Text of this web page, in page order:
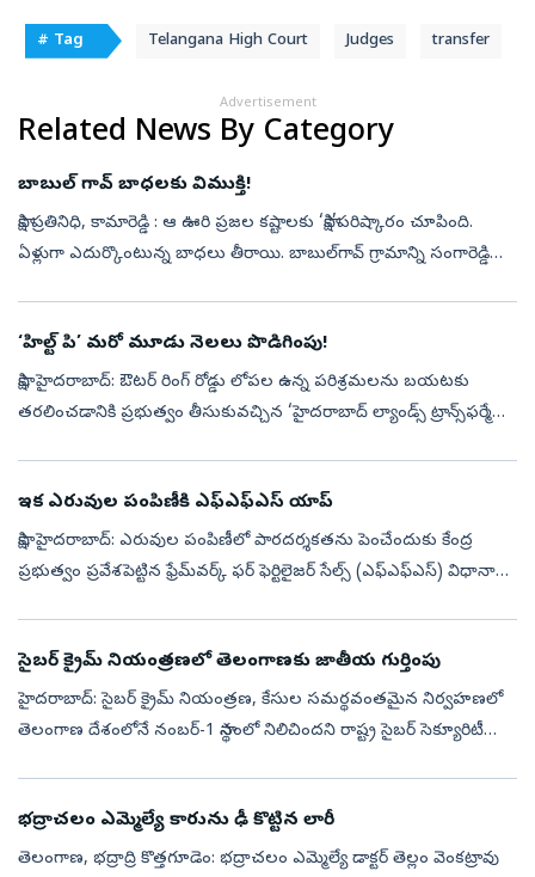
# Tag Telangana High Court Judges transfer
Advertisement
Related News By Category
బాబుల్‌ గావ్‌ బాధలకు విముక్తి!
సాక్షి ప్రతినిధి, కామారెడ్డి : ఆ ఊరి ప్రజల కష్టాలకు ‘సాక్షి’పరిష్కారం చూపింది.
ఏళ్లుగా ఎదుర్కొంటున్న బాధలు తీరాయి. బాబుల్‌గావ్‌ గ్రామాన్ని సంగారెడ్డి
‘హిల్ట్‌ పి’ మరో మూడు నెలలు పొడిగింపు!
సాక్షి, హైదరాబాద్‌: ఔటర్‌ రింగ్‌ రోడ్డు లోపల ఉన్న పరిశ్రమలను బయటకు
తరలించడానికి ప్రభుత్వం తీసుకువచ్చిన ‘హైదరాబాద్‌ ల్యాండ్స్‌ ట్రాన్స్‌ఫర్మేషన్‌
ఇక ఎరువుల పంపిణీకి ఎఫ్‌ఎఫ్‌ఎస్‌ యాప్‌
సాక్షి, హైదరాబాద్‌: ఎరువుల పంపిణీలో పారదర్శకతను పెంచేందుకు కేంద్ర
ప్రభుత్వం ప్రవేశపెట్టిన ఫ్రేమ్‌వర్క్‌ ఫర్‌ ఫెర్టిలైజర్‌ సేల్స్‌ (ఎఫ్‌ఎఫ్‌ఎస్‌) విధానా
సైబర్ క్రైమ్ నియంత్రణలో తెలంగాణకు జాతీయ గుర్తింపు
హైదరాబాద్: సైబర్ క్రైమ్ నియంత్రణ, కేసుల సమర్థవంతమైన నిర్వహణలో
తెలంగాణ దేశంలోనే నంబర్-1 స్థానంలో నిలిచిందని రాష్ట్ర సైబర్ సెక్యూరిటీ
భద్రాచలం ఎమ్మెల్యే కారును ఢీ కొట్టిన లారీ
తెలంగాణ, భద్రాద్రి కొత్తగూడెం: భద్రాచలం ఎమ్మెల్యే డాక్టర్ తెల్లం వెంకట్రావు